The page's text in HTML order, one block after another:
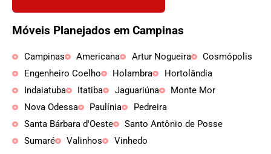
Móveis Planejados em Campinas
Campinas Americana Artur Nogueira
Cosmópolis
Engenheiro Coelho
Holambra
Hortolândia
Indaiatuba
Itatiba Jaguariúna
Monte Mor
Nova Odessa
Paulínia
Pedreira
Santa Bárbara d'Oeste
Santo Antônio de Posse
Sumaré
Valinhos Vinhedo